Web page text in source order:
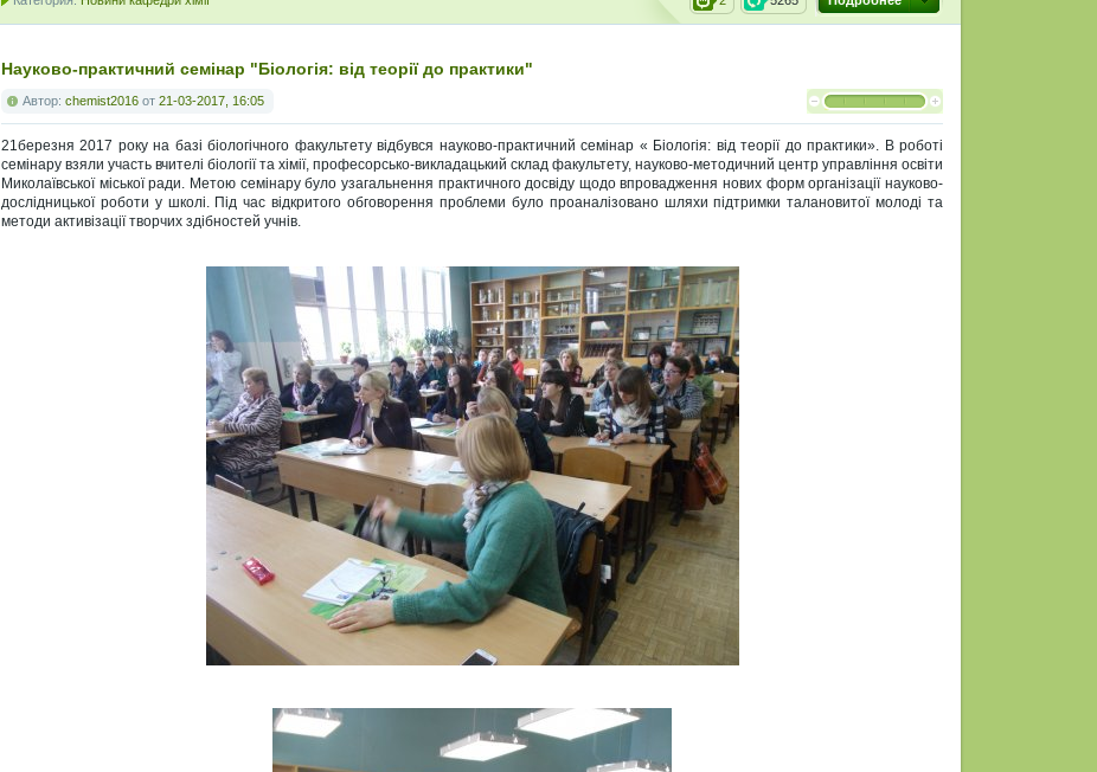
Науково-практичний семінар "Біологія: від теорії до практики"
Автор: chemist2016 от 21-03-2017, 16:05
21березня 2017 року на базі біологічного факультету відбувся науково-практичний семінар « Біологія: від теорії до практики». В роботі
семінару взяли участь вчителі біології та хімії, професорсько-викладацький склад факультету, науково-методичний центр управління освіти
Миколаївської міської ради. Метою семінару було узагальнення практичного досвіду щодо впровадження нових форм організації науково-
дослідницької роботи у школі. Під час відкритого обговорення проблеми було проаналізовано шляхи підтримки талановитої молоді та
методи активізації творчих здібностей учнів.